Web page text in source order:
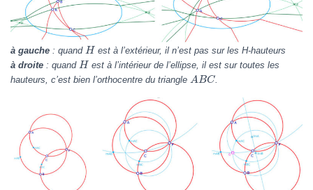
à gauche : quand Hest à l’extérieur, il n’est pas sur les H-hauteurs
à droite : quand Hest à l’intérieur de l’ellipse, il est sur toutes les
hauteurs, c’est bien l’orthocentre du triangle A BC